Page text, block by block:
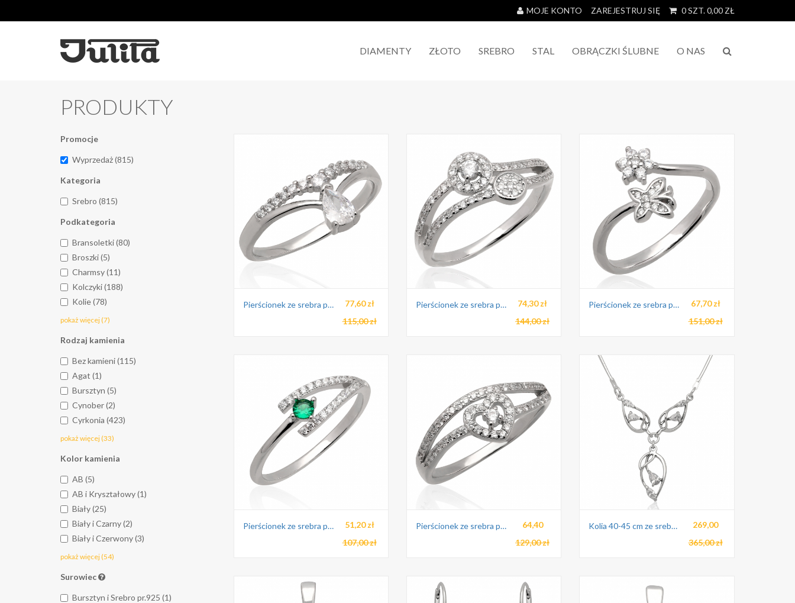
MOJE KONTO ZAREJESTRUJ SIĘ 0SZT.0,00 ZŁ
DIAMENTY ZŁOTO SREBRO STAL OBRĄCZKI ŚLUBNE O NAS
PRODUKTY
Promocje
Wyprzedaż (815)
Kategoria
Srebro (815)
Podkategoria
Bransoletki (80)
Broszki (5)
Charmsy (11)
Kolczyki (188)
Kolie (78)
pokaż więcej (7)
Rodzaj kamienia
Bez kamieni (115)
Agat (1)
Bursztyn (5)
Cynober (2)
Cyrkonia (423)
pokaż więcej (33)
Kolor kamienia
AB (5)
AB i Kryształowy (1)
Biały (25)
Biały i Czarny (2)
Biały i Czerwony (3)
pokaż więcej (54)
Surowiec
Bursztyn i Srebro pr.925 (1)
Pierścionek ze srebra pr.925
77,60 zł
115,00 zł
Pierścionek ze srebra pr.925
74,30 zł
144,00 zł
Pierścionek ze srebra pr.925
67,70 zł
151,00 zł
Pierścionek ze srebra pr.925
51,20 zł
107,00 zł
Pierścionek ze srebra pr.925
64,40
129,00 zł
Kolia 40-45 cm ze srebra pr.925
269,00
365,00 zł